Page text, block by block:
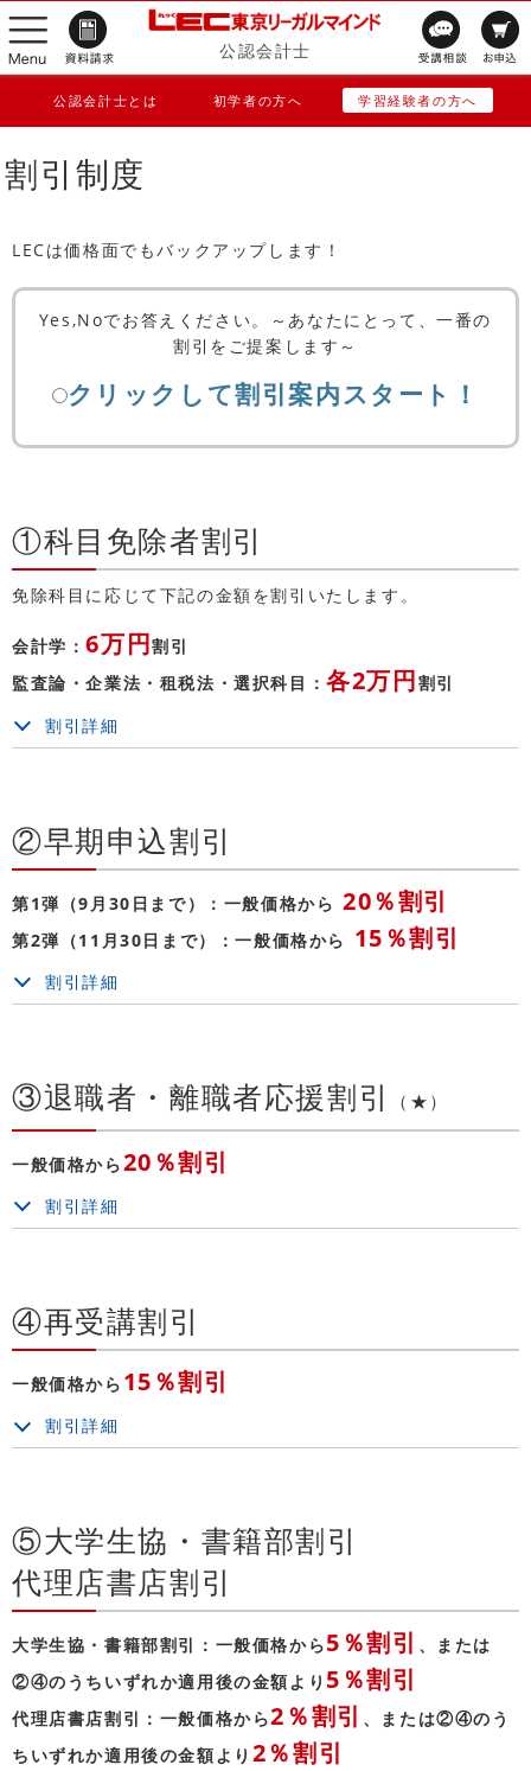
公認会計士
公認会計士とは 初学者の方へ 学習経験者の方へ
割引制度
LECは価格面でもバックアップします！
Yes,Noでお答えください。～あなたにとって、一番の
割引をご提案します～
クリックして割引案内スタート！
①科目免除者割引
免除科目に応じて下記の金額を割引いたします。
会計学：6万円割引
監査論・企業法・租税法・選択科目：各2万円割引
割引詳細
②早期申込割引
第1弾（9月30日まで）：一般価格から 20％割引
第2弾（11月30日まで）：一般価格から 15％割引
割引詳細
③退職者・離職者応援割引 （★）
一般価格から20％割引
割引詳細
④再受講割引
一般価格から 15％割引
割引詳細
⑤大学生協・書籍部割引
代理店書店割引
大学生協・書籍部割引：一般価格から5％割引 、または
②④のうちいずれか適用後の金額より 5％割引
代理店書店割引：一般価格から2％割引 、または②④のう
ちいずれか適用後の金額より 2％割引